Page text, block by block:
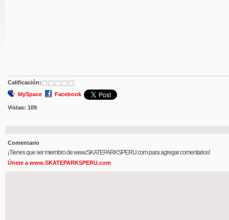
Calificación:
MySpace
Facebook
Vistas: 109
Comentario
¡Tienes que ser miembro de www.SKATEPARKSPERU.com para agregar comentarios!
Únete a www.SKATEPARKSPERU.com